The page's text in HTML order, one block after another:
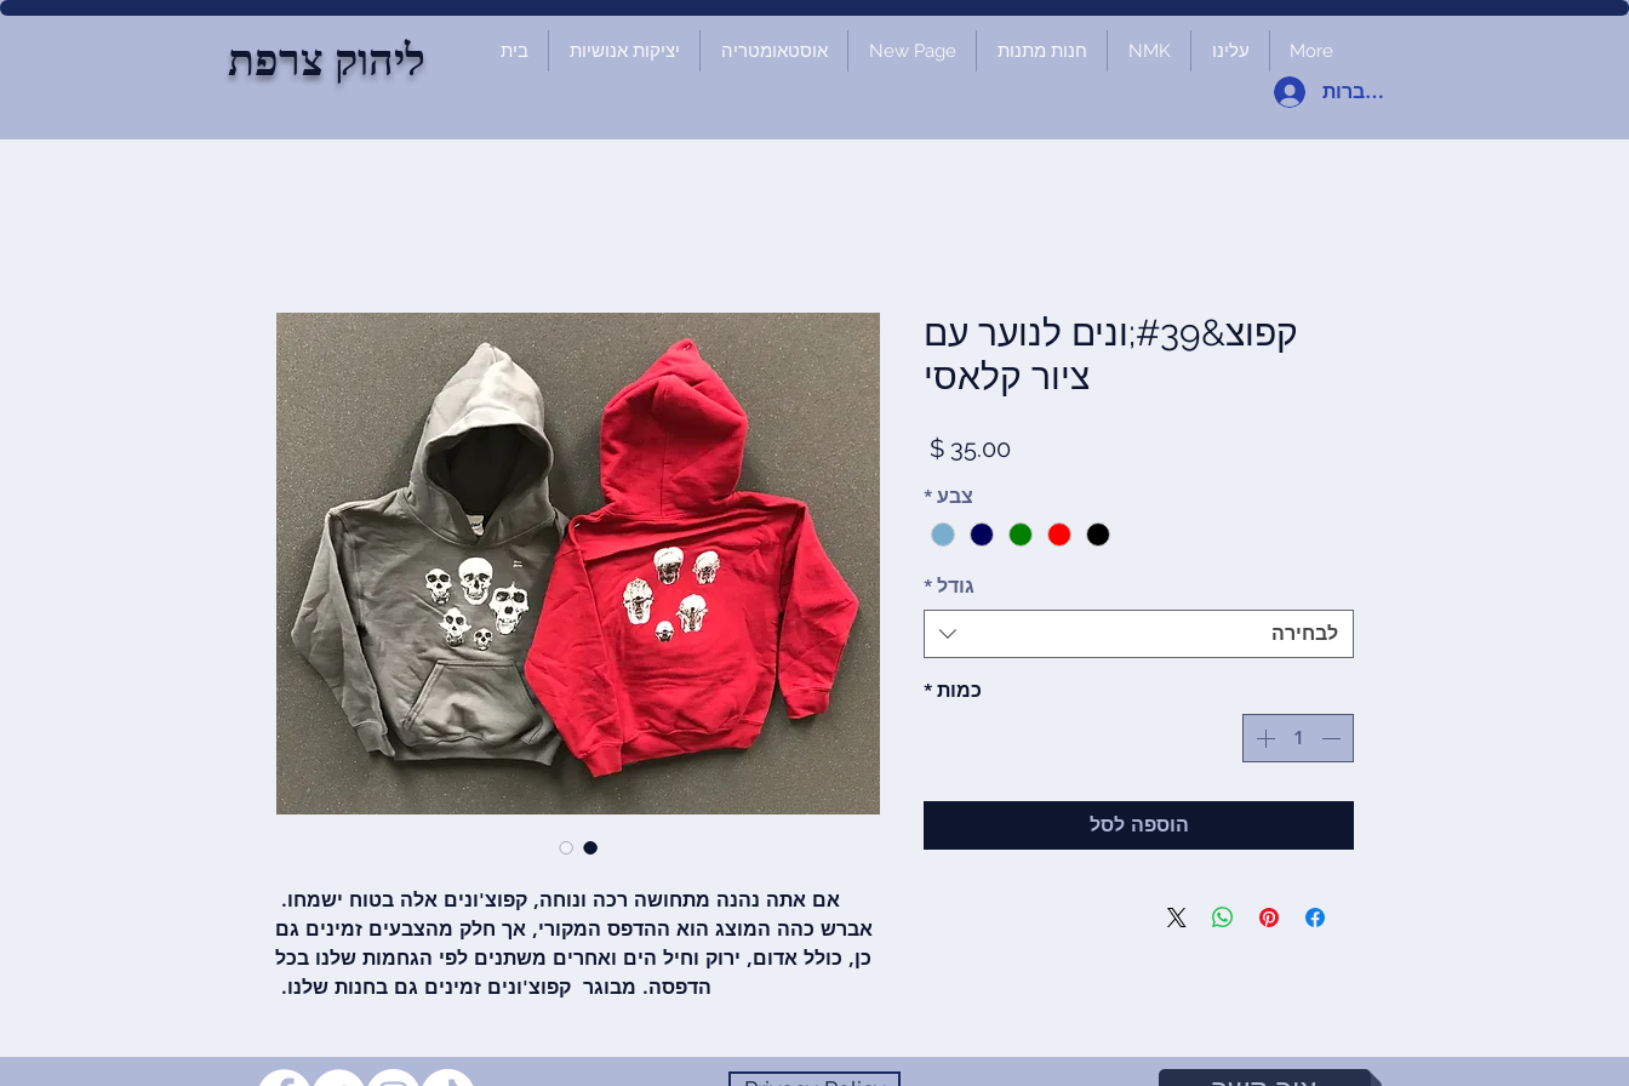
ליהוק צרפת בית יציקות אנושיות אוסטאומטריה New Page חנות מתנות NMK עלינו More
להתחברות
אם אתה נהנה מתחושה רכה ונוחה, קפוצ'ונים אלה בטוח ישמחו.
אברש כהה המוצג הוא ההדפס המקורי, אך חלק מהצבעים זמינים גם
כן, כולל אדום, ירוק וחיל הים ואחרים משתנים לפי הגחמות שלנו בכל
הדפסה. מבוגר קפוצ'ונים זמינים גם בחנות שלנו.
קפוצ&#39;ונים לנוער עם
ציור קלאסי
צבע *
גודל *
לבחירה
כמות *
הוספה לסל